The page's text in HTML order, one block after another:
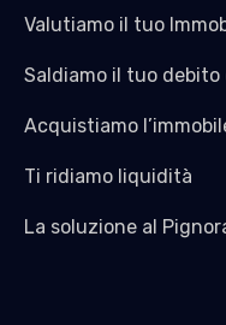
Valutiamo il tuo
Saldiamo il tuo debito
Acquistiamo
Ti ridiamo liquidità
La soluzione al